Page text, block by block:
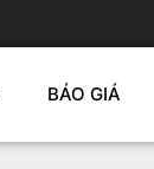
BÁO GIÁ